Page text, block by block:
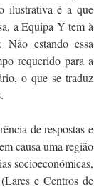
ilustrativa é a que
a Equipa Y tem à
Não estando essa
requerido para a
o que se traduz
de respostas e
causa uma região
socioeconómicas,
e Centros de